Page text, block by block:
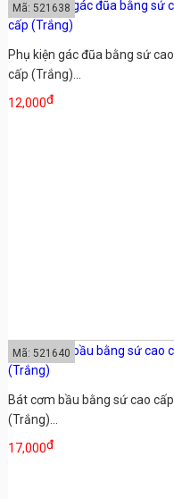
Phụ kiện gác đũa bằng sứ cao
cấp (Trắng)...
12,000đ
Mã: 521638
Bát cơm bầu bằng sứ cao cấp
(Trắng)...
17,000đ
Mã: 521640